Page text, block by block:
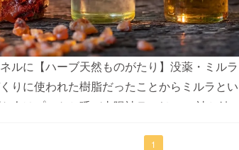
ルに【ハーブ天然ものがたり】没薬・ミル
りに使われた樹脂だったことからミルラと
人はプントと呼び太陽神ラー/ホルス神と結
の出に乳香/フランキンセンス、正午に没薬/
ハーブを混合した薫香をしていたといいます
1